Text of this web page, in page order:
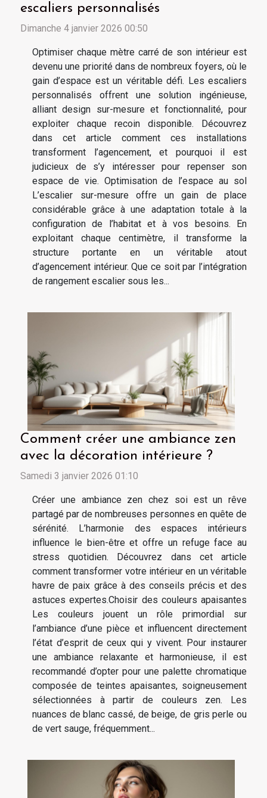
escaliers personnalisés
Dimanche 4 janvier 2026 00:50
Optimiser chaque mètre carré de son intérieur est
devenu une priorité dans de nombreux foyers, où le
gain d’espace est un véritable défi. Les escaliers
personnalisés offrent une solution ingénieuse,
alliant design sur-mesure et fonctionnalité, pour
exploiter chaque recoin disponible. Découvrez
dans cet article comment ces installations
transforment l’agencement, et pourquoi il est
judicieux de s’y intéresser pour repenser son
espace de vie. Optimisation de l’espace au sol
L’escalier sur-mesure offre un gain de place
considérable grâce à une adaptation totale à la
configuration de l’habitat et à vos besoins. En
exploitant chaque centimètre, il transforme la
structure portante en un véritable atout
d’agencement intérieur. Que ce soit par l’intégration
de rangement escalier sous les...
Comment créer une ambiance zen
avec la décoration intérieure ?
Samedi 3 janvier 2026 01:10
Créer une ambiance zen chez soi est un rêve
partagé par de nombreuses personnes en quête de
sérénité. L’harmonie des espaces intérieurs
influence le bien-être et offre un refuge face au
stress quotidien. Découvrez dans cet article
comment transformer votre intérieur en un véritable
havre de paix grâce à des conseils précis et des
astuces expertes.Choisir des couleurs apaisantes
Les couleurs jouent un rôle primordial sur
l’ambiance d’une pièce et influencent directement
l’état d’esprit de ceux qui y vivent. Pour instaurer
une ambiance relaxante et harmonieuse, il est
recommandé d’opter pour une palette chromatique
composée de teintes apaisantes, soigneusement
sélectionnées à partir de couleurs zen. Les
nuances de blanc cassé, de beige, de gris perle ou
de vert sauge, fréquemment...